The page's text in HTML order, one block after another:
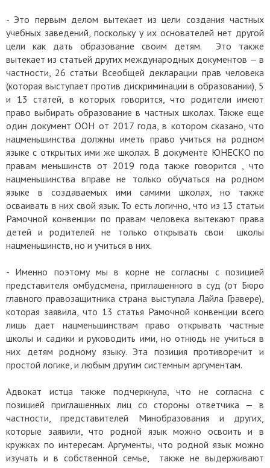
- Это первым делом вытекает из цели создания частных
учебных заведений, поскольку у их основателей нет другой
цели как дать образование своим детям. Это также
вытекает из статьей других международных документов — в
частности, 26 статьи Всеобщей декларации прав человека
(которая выступает против дискриминации в образовании), 5
и 13 статей, в которых говорится, что родители имеют
право выбирать образование в частных школах. Также еще
один документ ООН от 2017 года, в котором сказано, что
нацменьшинства должны иметь право учиться на родном
языке с открытых ими же школах. В документе ЮНЕСКО по
правам меньшинств от 2019 года также говорится , что
нацменьшинства вправе не только обучаться на родном
языке в создаваемых ими самими школах, но также
осваивать в них свой язык. То есть логично, что из 13 статьи
Рамочной конвенции по правам человека вытекают права
детей и родителей не только открывать свои школы
нацменьшинств, но и учиться в них.
- Именно поэтому мы в корне не согласны с позицией
представителя омбудсмена, приглашенного в суд (от Бюро
главного правозащитника страна выступала Лайла Гравере),
которая заявила, что 13 статья Рамочной конвенции всего
лишь дает нацменьшинствам право открывать частные
школы и садики и руководить ими, но отнюдь не учиться в
них детям родному языку. Эта позиция противоречит и
простой логике, и любым другим системным аргументам.
Адвокат истца также подчеркнула, что не согласна с
позицией приглашенных лиц со стороны ответчика — в
частности, представителей Минобразования и других,
которые заявили, что родной язык можно освоить и в
кружках по интересам. Аргументы, что родной язык можно
изучать и в собственной семье, также не выдерживают